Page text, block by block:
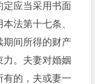
定应当采用书面
法第十七条、
期间所得的财产
力。夫妻对婚姻
有的，夫或妻一